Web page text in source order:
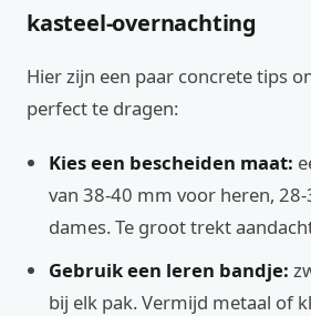
kasteel-overnachting
Hier zijn een paar concrete tips
perfect te dragen:
Kies een bescheiden maat:
van 38-40 mm voor heren,
dames. Te groot trekt
Gebruik een leren bandje:
bij elk pak. Vermijd metaal of